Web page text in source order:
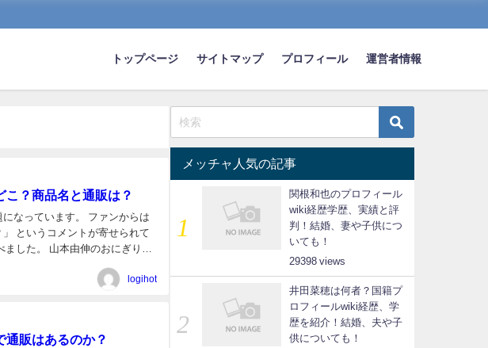
トップページ サイトマップ プロフィール 運営者情報
こ？商品名と通販は？
なっています。 ファンからは
というコメントが寄せられて
した。 山本由伸のおにぎりポ
logihot
通販はあるのか？
メッチャ人気の記事
関根和也のプロフィール
wiki経歴学歴、実績と評
判！結婚、妻や子供につ
いても！
29398
井田菜穂は何者？国籍プ
ロフィールwiki経歴、学
歴を紹介！結婚、夫や子
供についても！